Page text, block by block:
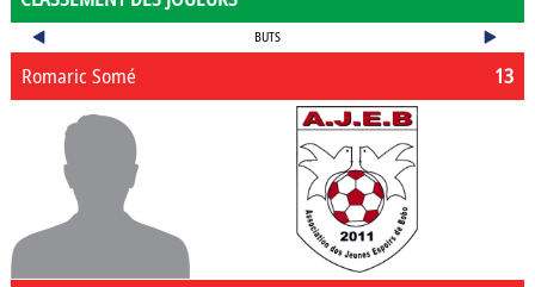
BUTS
13
Romaric Somé